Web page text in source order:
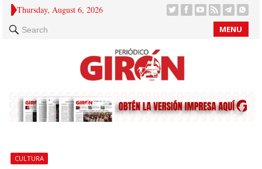
Thursday, August 6, 2026
Search MENU
CULTURA